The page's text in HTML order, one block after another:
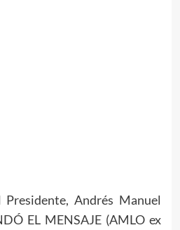
Andrés Manuel
EL MENSAJE (AMLO ex